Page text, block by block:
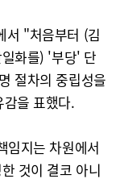
서 "처음부터 (김
화를) '부당' 단
절차의 중립성을
을 표했다.
임지는 차원에서
것이 결코 아니